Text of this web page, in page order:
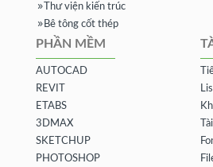
Thư viện kiến trúc
Bê tông cốt thép
PHẦN MỀM
AUTOCAD
REVIT
ETABS
3DMAX
SKETCHUP
PHOTOSHOP